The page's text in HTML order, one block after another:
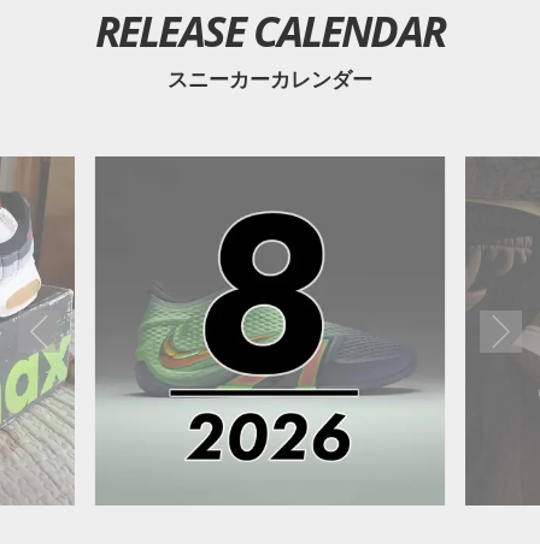
RELEASE CALENDAR
スニーカーカレンダー